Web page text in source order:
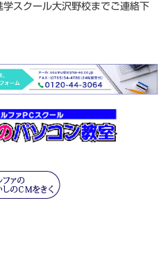
スクール大沢野校までご連絡下